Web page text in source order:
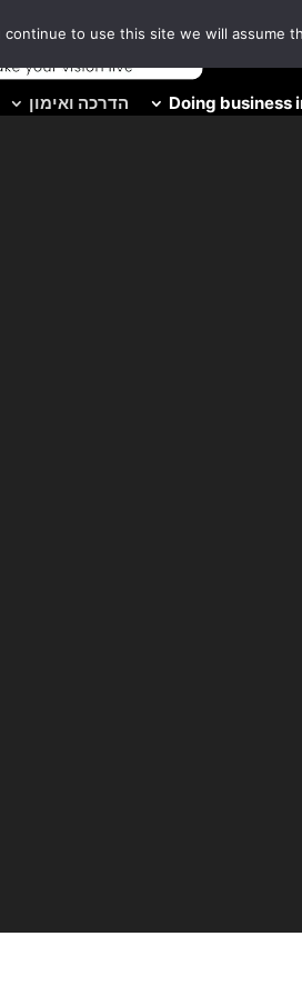
הדרכה ואימון Doing business
to use this site we will assume